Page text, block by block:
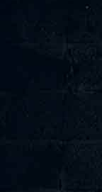
שאחזור